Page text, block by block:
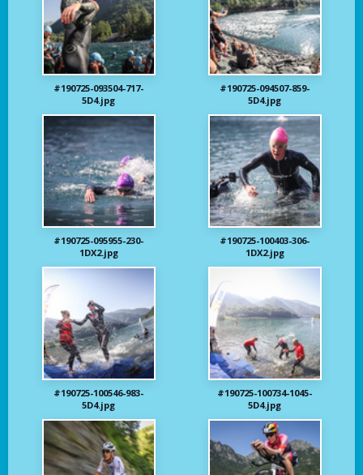
#190725-093504-717-
5D4.jpg
#190725-094507-859-
5D4.jpg
#190725-095955-230-
1DX2.jpg
#190725-100403-306-
1DX2.jpg
#190725-100546-983-
5D4.jpg
#190725-100734-1045-
5D4.jpg